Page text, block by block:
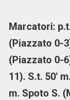
Marcatori:
(Piazzato 0-
(Piazzato 0-
11). S.t. 50′
m. Spoto S.